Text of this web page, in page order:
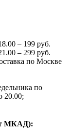
– 199 руб.
– 299 руб.
по Москве
по
20.00;
МКАД):